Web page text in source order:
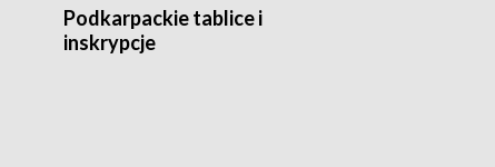
Podkarpackie tablice i
inskrypcje